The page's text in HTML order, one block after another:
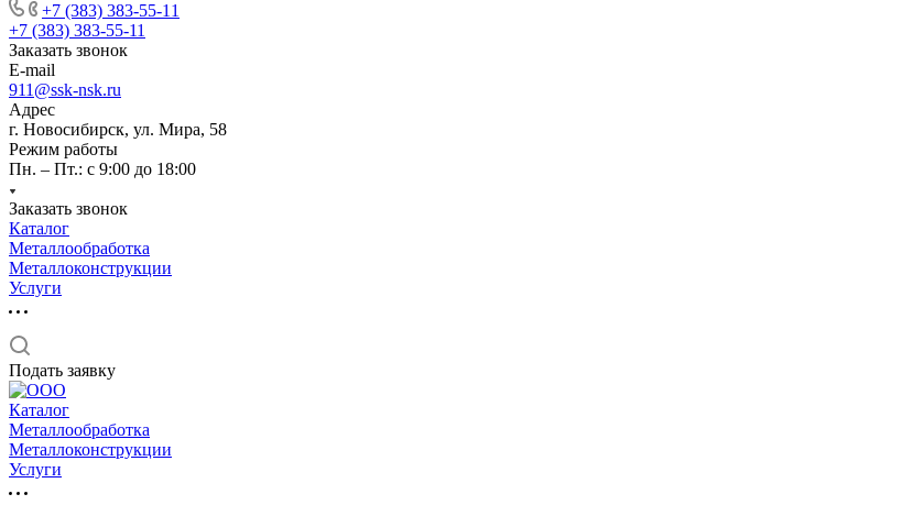
+7 (383) 383-55-11
+7 (383) 383-55-11
Заказать звонок
E-mail
911@ssk-nsk.ru
Адрес
г. Новосибирск, ул. Мира, 58
Режим работы
Пн. – Пт.: с 9:00 до 18:00
Заказать звонок
Каталог
Металлообработка
Металлоконструкции
Услуги
Подать заявку
Каталог
Металлообработка
Металлоконструкции
Услуги